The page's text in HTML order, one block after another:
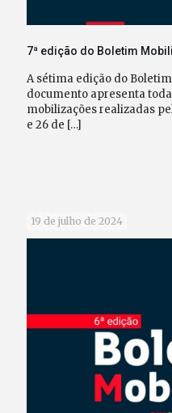
7ª edição do Boletim
A sétima edição do
documento apresenta
mobilizações realizadas
e 26 de […]
19 de julho de 2024